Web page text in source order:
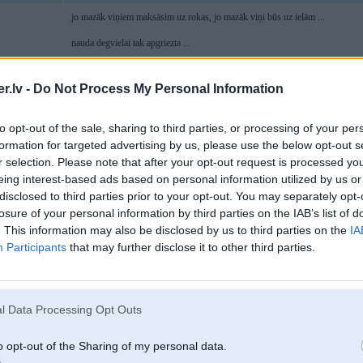
- Do Not Process My Personal Information
opt-out of the sale, sharing to third parties, or processing of your
for targeted advertising by us, please use the below opt-out
selection. Please note that after your opt-out request is processed
interest-based ads based on personal information utilized by us
to third parties prior to your opt-out. You may separately
of your personal information by third parties on the IAB’s list of
This information may also be disclosed by us to third parties on the
Participants that may further disclose it to other third parties.
Data Processing Opt Outs
opt-out of the Sharing of my personal data.
jo mazāk viņiem maksāsim uz rokas, jo mazāk viņi būs uz ielām ...
nauda degvielai tak apgriezta ...
Paši sametās degvielai un brauc !
12. Mar 2009, 10:52
Vinju te ir daudz tapēc ka nekur tālāk par Rīgu nevar aizbraukt
Es nesaku ka pusdienu sponsorēšana ir kas mega labs vai atbalstāms
..vnk priecē cilvēciska pretīmnākšana, jo nu nebija man +20km/h un
PS. Nu varbūt kad nebūšu parasts students, tad arī maksāšu lielos sodus,
..neticu ka subaru nekad nekad nebūtu devis 5cīti inspektoram lai vinju